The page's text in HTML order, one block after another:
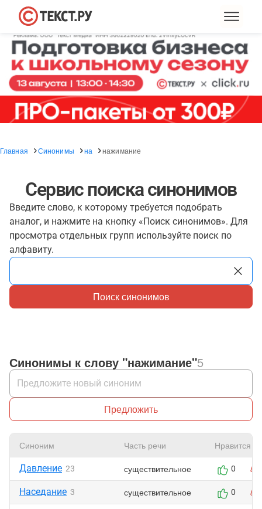
Главная Синонимы на нажимание
Сервис поиска синонимов
Введите слово, к которому требуется подобрать
аналог, и нажмите на кнопку «Поиск синонимов». Для
просмотра отдельных групп используйте поиск по
алфавиту.
Поиск синонимов
Синонимы к слову "нажимание"5
Предложить
Синоним Часть речи Нравится
Давление 23 существительное 0
Наседание 3 существительное 0